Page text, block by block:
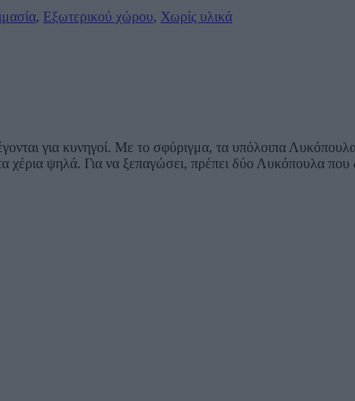
, Εξωτερικού χώρου, Χωρίς υλικά
για κυνηγοί. Με το σφύριγμα, τα υπόλοιπα
χέρια ψηλά. Για να ξεπαγώσει, πρέπει δύο Λυκόπουλα